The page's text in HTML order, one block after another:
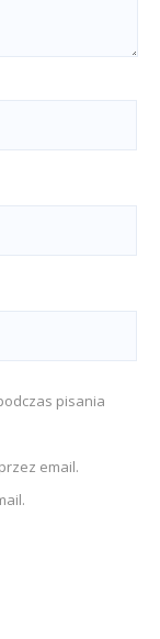
pisania
email.